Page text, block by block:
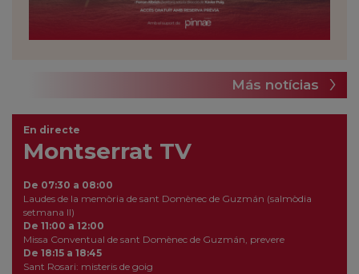
Más notícias
En directe
Montserrat TV
De 07:30 a 08:00
Laudes de la memòria de sant Domènec de Guzmán (salmòdia
setmana II)
De 11:00 a 12:00
Missa Conventual de sant Domènec de Guzmán, prevere
De 18:15 a 18:45
Sant Rosari: misteris de goig